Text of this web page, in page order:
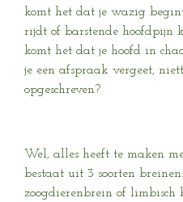
komt het dat je wazig
rijdt of barstende hoofdpijn
komt het dat je hoofd in
je een afspraak vergeet,
opgeschreven?
Wel, alles heeft te maken
bestaat uit 3 soorten
zoogdierenbrein of limbisch